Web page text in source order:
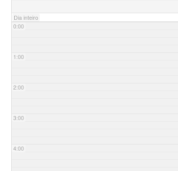
Dia inteiro
0:00
1:00
2:00
3:00
4:00